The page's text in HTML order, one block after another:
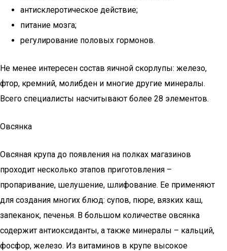
антисклеротическое действие;
питание мозга;
регулирование половых гормонов.
Не менее интересен состав яичной скорлупы: железо,
фтор, кремний, молибден и многие другие минералы.
Всего специалисты насчитывают более 28 элементов.
Овсянка
Овсяная крупа до появления на полках магазинов
проходит несколько этапов приготовления –
пропаривание, шелушение, шлифование. Ее применяют
для создания многих блюд: супов, пюре, вязких каш,
запеканок, печенья. В большом количестве овсянка
содержит антиоксиданты, а также минералы – кальций,
фосфор, железо. Из витаминов в крупе высокое